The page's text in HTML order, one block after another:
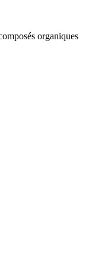
organiques